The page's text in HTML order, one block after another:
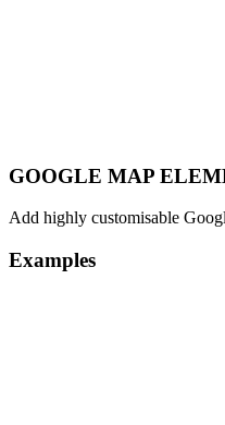
GOOGLE MAP
Add highly customisable
Examples